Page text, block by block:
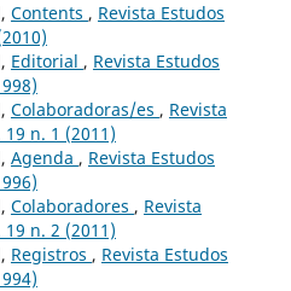
Contents , Revista Estudos
Editorial , Revista Estudos
Colaboradoras/es , Revista
n. 1 (2011)
Agenda , Revista Estudos
Colaboradores , Revista
n. 2 (2011)
Registros , Revista Estudos